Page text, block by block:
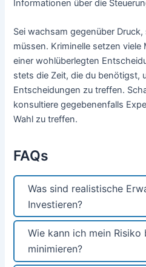
Informationen über die
Sei wachsam gegenüber
müssen. Kriminelle setzen viele
einer wohlüberlegten
stets die Zeit, die du benötigst,
Entscheidungen zu treffen.
konsultiere gegebenenfalls
Wahl zu treffen.
FAQs
Was sind realistische
Investieren?
Wie kann ich mein Risiko
minimieren?